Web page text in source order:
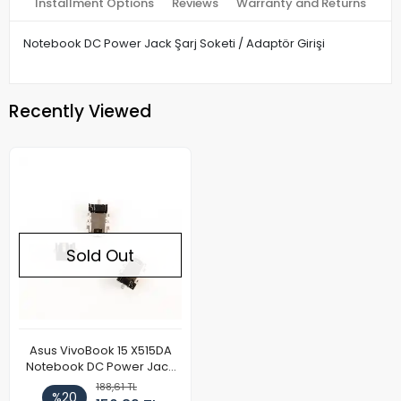
Notebook DC Power Jack Şarj Soketi / Adaptör Girişi
Recently Viewed
Sold Out
Asus VivoBook 15 X515DA
Notebook DC Power Jack
Soketi
%20
188,61 TL